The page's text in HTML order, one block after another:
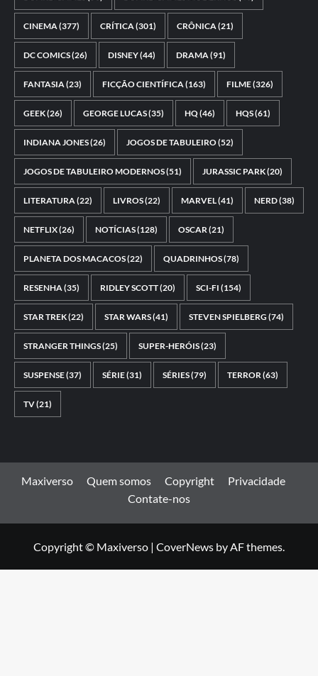
CINEMA(377) CRÍTICA(301) CRÔNICA(21)
DC COMICS(26) DISNEY(44) DRAMA(91)
FANTASIA(23) FICÇÃO CIENTÍFICA(163) FILME(326)
GEEK(26) GEORGE LUCAS(35) HQ(46) HQS(61)
INDIANA JONES(26) JOGOS DE TABULEIRO(52)
JOGOS DE TABULEIRO MODERNOS(51) JURASSIC PARK(20)
LITERATURA(22) LIVROS(22) MARVEL(41) NERD(38)
NETFLIX(26) NOTÍCIAS(128) OSCAR(21)
PLANETA DOS MACACOS(22) QUADRINHOS(78)
RESENHA(35) RIDLEY SCOTT(20) SCI-FI (154)
STAR TREK(22) STAR WARS(41) STEVEN SPIELBERG (74)
STRANGER THINGS(25) SUPER-HERÓIS(23)
SUSPENSE(37) SÉRIE(31) SÉRIES(79) TERROR(63)
TV(21)
Maxiverso Quem somos Copyright
Privacidade
Contate-nos
Copyright © Maxiverso | CoverNews by AF themes.